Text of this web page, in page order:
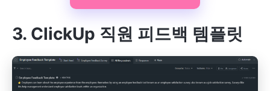
3. ClickUp 직원 피드백 템플릿